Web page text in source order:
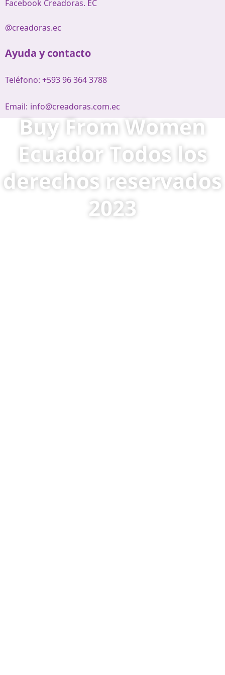
Facebook Creadoras. EC
@creadoras.ec
Ayuda y contacto
Teléfono: +593 96 364 3788
Email: info@creadoras.com.ec
Buy From Women
Ecuador Todos los
derechos reservados
2023